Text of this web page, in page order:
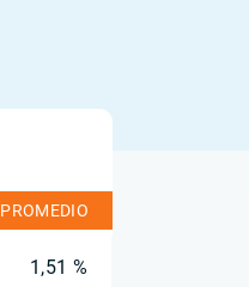
PROMEDIO
1,51 %